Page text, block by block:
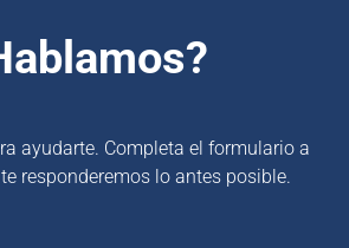
ayudarte. Completa el formulario a
responderemos lo antes posible.